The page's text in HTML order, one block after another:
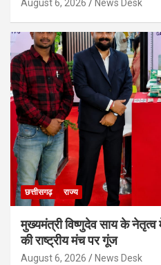
August 6, 2026 News Desk
छत्तीसगढ़ राज्य
मुख्यमंत्री विष्णुदेव साय के
की राष्ट्रीय मंच पर गूंज
August 6, 2026 News Desk